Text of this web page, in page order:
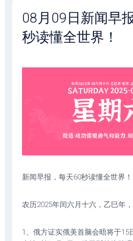
08月09日新闻早
秒读懂全世界！
新闻早报，每天60秒读懂全世界！
农历2025年闰六月十六，乙巳年
1、俄方证实俄美首脑会晤将于15